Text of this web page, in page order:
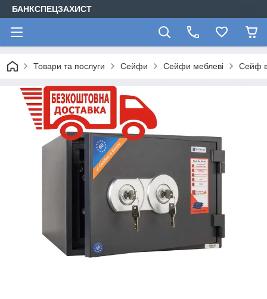
БАНКСПЕЦЗАХИСТ
Товари та послуги Сейфи Сейфи меблеві Сейф